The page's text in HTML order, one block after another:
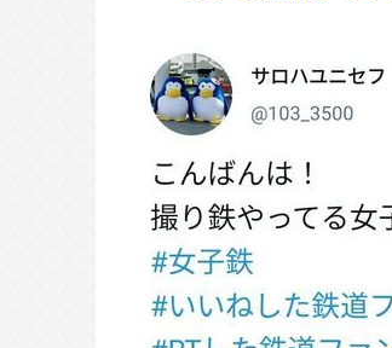
らない
「世界唯一の被爆国
【衝撃】女さん同士
88歳女性、庭の草取
【悲報】ファン付
料持参でも
熊本地震で避難中